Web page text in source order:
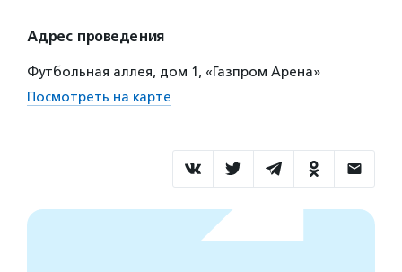
Адрес проведения
Футбольная аллея, дом 1, «Газпром Арена»
Посмотреть на карте